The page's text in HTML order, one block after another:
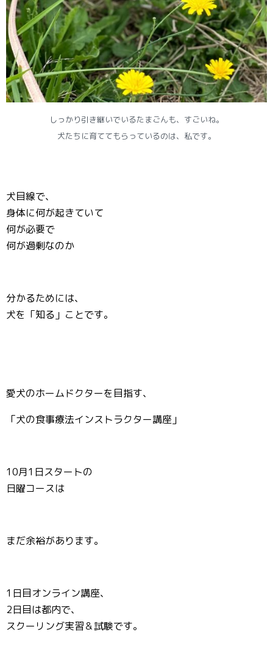
しっかり引き継いでいるたまごんも、すごいね。
犬たちに育ててもらっているのは、私です。
犬目線で、
身体に何が起きていて
何が必要で
何が過剰なのか
分かるためには、
犬を「知る」ことです。
愛犬のホームドクターを目指す、
「犬の食事療法インストラクター講座」
10月1日スタートの
日曜コースは
まだ余裕があります。
1日目オンライン講座、
2日目は都内で、
スクーリング実習＆試験です。